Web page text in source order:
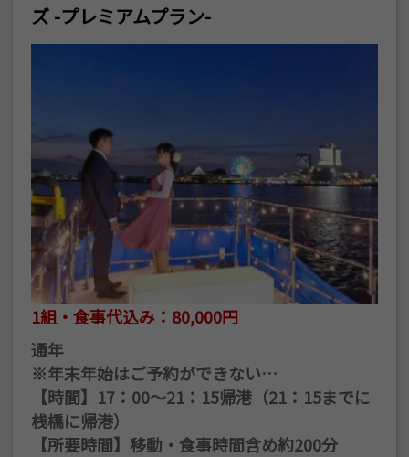
ズ -プレミアムプラン-
1組・食事代込み：80,000円
通年
※年末年始はご予約ができない…
【時間】17：00〜21：15帰港（21：15までに
桟橋に帰港）
【所要時間】移動・食事時間含め約200分